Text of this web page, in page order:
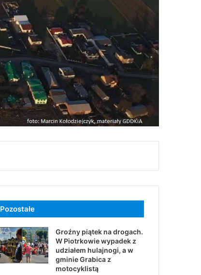
Pozostałe
Groźny piątek na drogach.
W Piotrkowie wypadek z
udziałem hulajnogi, a w
gminie Grabica z
motocyklistą